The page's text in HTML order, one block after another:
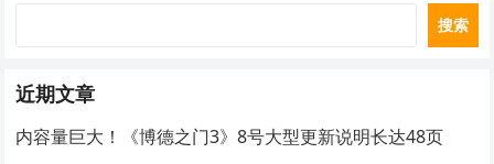
搜索
近期文章
内容量巨大！《博德之门3》8号大型更新说明长达48页